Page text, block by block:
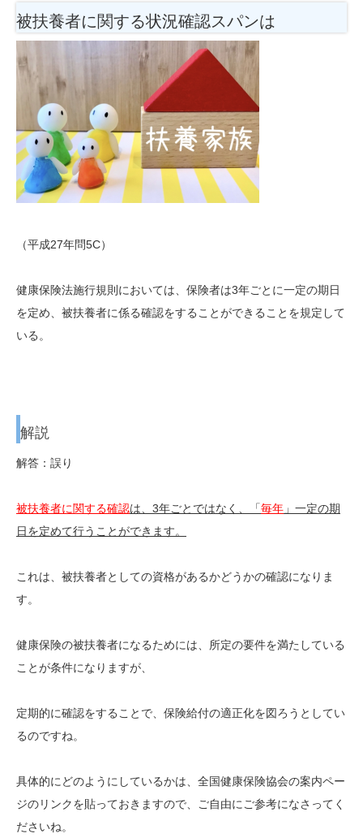
被扶養者に関する状況確認スパンは
（平成27年問5C）
健康保険法施行規則においては、保険者は3年ごとに一定の期日
を定め、被扶養者に係る確認をすることができることを規定して
いる。
解説
解答：誤り
被扶養者に関する確認は、3年ごとではなく、「毎年 」一定の期
日を定めて行うことができます。
これは、被扶養者としての資格があるかどうかの確認になりま
す。
健康保険の被扶養者になるためには、所定の要件を満たしている
ことが条件になりますが、
定期的に確認をすることで、保険給付の適正化を図ろうとしてい
るのですね。
具体的にどのようにしているかは、全国健康保険協会の案内ペー
ジのリンクを貼っておきますので、ご自由にご参考になさってく
ださいね。